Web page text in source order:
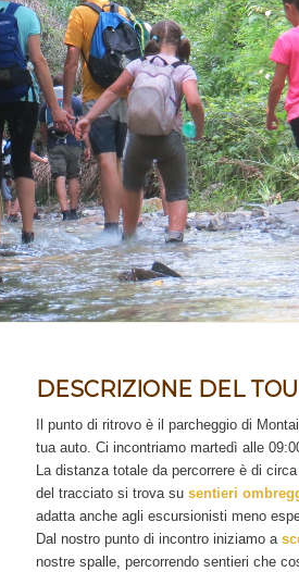
DESCRIZIONE DEL
Il punto di ritrovo è il parcheggio di
tua auto. Ci incontriamo martedì alle
La distanza totale da percorrere è di
del tracciato si trova susentieri
adatta anche agli escursionisti meno
Dal nostro punto di incontro iniziamo a
nostre spalle, percorrendo sentieri che